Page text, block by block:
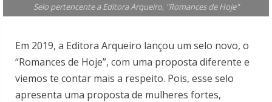
Selo pertencente a Editora Arqueiro, "Romances de Hoje"
Em 2019, a Editora Arqueiro lançou um selo novo, o
“Romances de Hoje”, com uma proposta diferente e
viemos te contar mais a respeito. Pois, esse selo
apresenta uma proposta de mulheres fortes,